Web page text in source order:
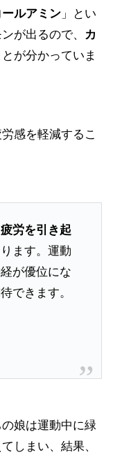
ルアミン 」とい
が出るので、 カ
とが分かっていま
感を軽減するこ
疲労を引き起
ます。運動
が優位にな
できます。
娘は運動中に緑
しまい、結果、